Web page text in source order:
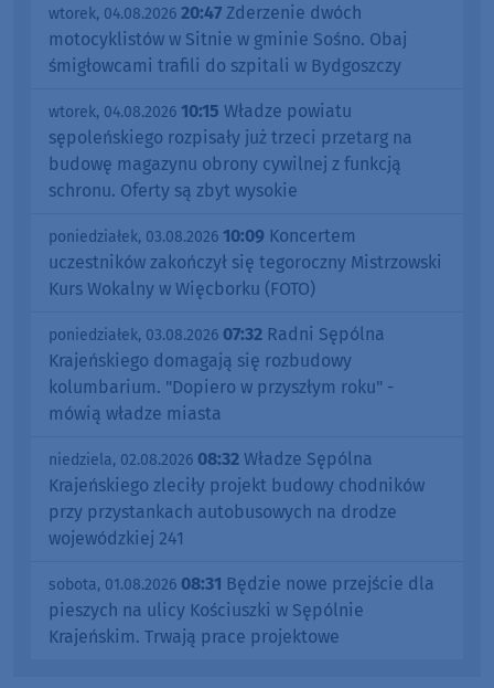
wtorek, 04.08.2026 20:47 Zderzenie dwóch
motocyklistów w Sitnie w gminie Sośno. Obaj
śmigłowcami trafili do szpitali w Bydgoszczy
wtorek, 04.08.2026 10:15 Władze powiatu
sępoleńskiego rozpisały już trzeci przetarg na
budowę magazynu obrony cywilnej z funkcją
schronu. Oferty są zbyt wysokie
poniedziałek, 03.08.2026 10:09 Koncertem
uczestników zakończył się tegoroczny Mistrzowski
Kurs Wokalny w Więcborku (FOTO)
poniedziałek, 03.08.2026 07:32 Radni Sępólna
Krajeńskiego domagają się rozbudowy
kolumbarium. "Dopiero w przyszłym roku" -
mówią władze miasta
niedziela, 02.08.2026 08:32 Władze Sępólna
Krajeńskiego zleciły projekt budowy chodników
przy przystankach autobusowych na drodze
wojewódzkiej 241
sobota, 01.08.2026 08:31 Będzie nowe przejście dla
pieszych na ulicy Kościuszki w Sępólnie
Krajeńskim. Trwają prace projektowe